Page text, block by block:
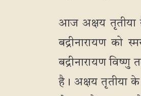
आज अक्षय तृतीया
बद्रीनारायण को
बद्रीनारायण
है। अक्षय तृतीया